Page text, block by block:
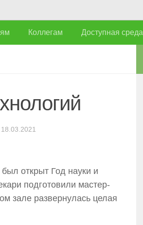
Коллегам Доступная среда
18.03.2021
открыт Год науки и
подготовили мастер-
зале развернулась целая